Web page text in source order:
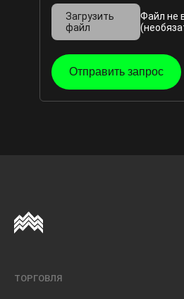
Загрузить
файл
Файл не
Отправить запрос
ТОРГОВЛЯ